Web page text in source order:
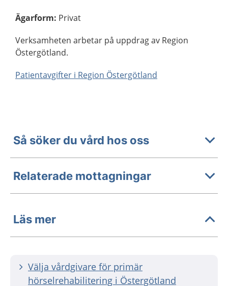
Ägarform: Privat
Verksamheten arbetar på uppdrag av Region
Östergötland.
Patientavgifter i Region Östergötland
Så söker du vård hos oss
Relaterade mottagningar
Läs mer
Välja vårdgivare för primär
hörselrehabilitering i Östergötland